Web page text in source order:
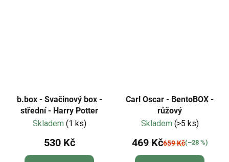
b.box - Svačinový box -
střední - Harry Potter
Skladem (1 ks)
530 Kč
Carl Oscar - BentoBOX -
růžový
Skladem (>5 ks)
469 Kč659 Kč(–28 %)